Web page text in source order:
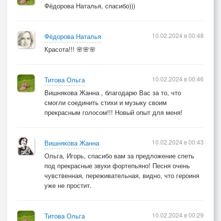
Фёдорова Наталья, спасибо)))
Фёдорова Наталья
Красота!!! 🌸🌸🌸
10.02.2024 в 00:48
Титова Ольга
Вишнякова Жанна , благодарю Вас за то, что
смогли соединить стихи и музыку своим
прекрасным голосом!!! Новый опыт для меня!
10.02.2024 в 00:46
Вишнякова Жанна
Ольга, Игорь, спасибо вам за предложение спеть
под прекрасные звуки фортепьяно! Песня очень
чувственная, переживательная, видно, что героиня
уже не простит.
10.02.2024 в 00:43
Титова Ольга
10.02.2024 в 00:29